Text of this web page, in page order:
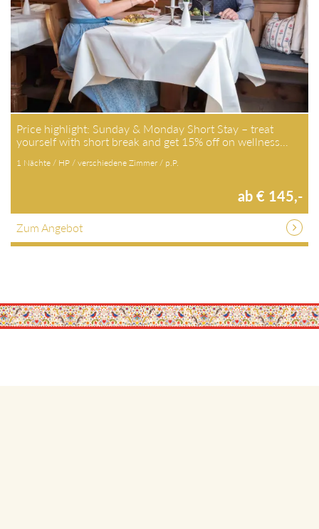
Price highlight: Sunday & Monday Short Stay – treat
yourself with short break and get 15% off on wellness…
1 Nächte / HP / verschiedene Zimmer / p.P.
ab € 145,-
Zum Angebot